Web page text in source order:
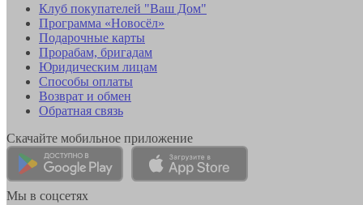
Клуб покупателей "Ваш Дом"
Программа «Новосёл»
Подарочные карты
Прорабам, бригадам
Юридическим лицам
Способы оплаты
Возврат и обмен
Обратная связь
Скачайте мобильное приложение
Мы в соцсетях